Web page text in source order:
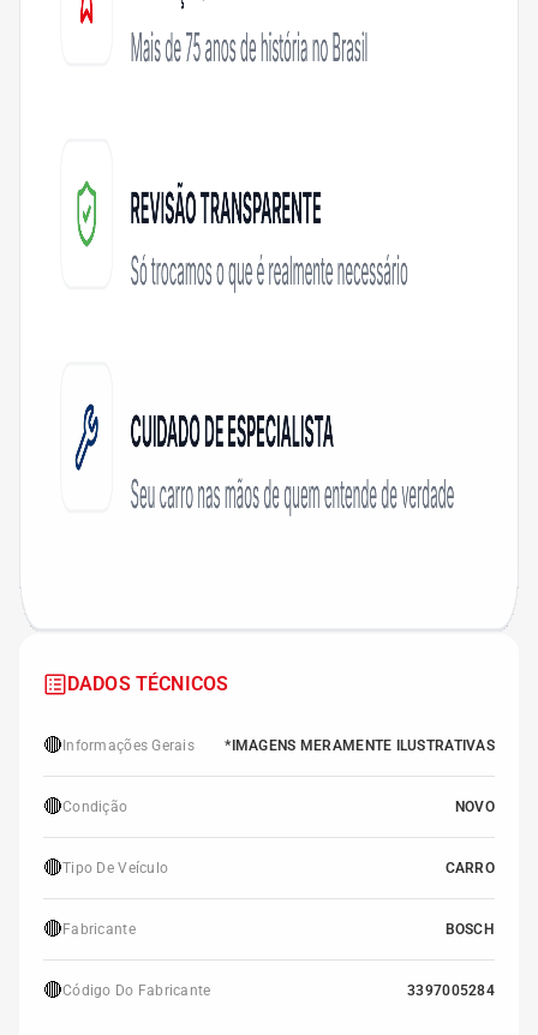
DADOS TÉCNICOS
🔴 Informações Gerais *IMAGENS MERAMENTE ILUSTRATIVAS
🔴Condição NOVO
🔴Tipo De Veículo CARRO
🔴 Fabricante BOSCH
🔴Código Do Fabricante 3397005284